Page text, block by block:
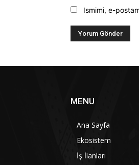
Ismimi, e-
MENU
Ana Sayfa
Ekosistem
İş İlanları